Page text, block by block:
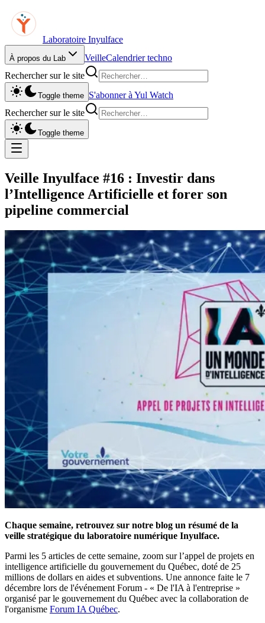
Laboratoire Inyulface
À propos du Lab VeilleCalendrier techno
Rechercher sur le site
Toggle theme S'abonner à Yul Watch
Rechercher sur le site
Toggle theme
Veille Inyulface #16 : Investir dans
l’Intelligence Artificielle et forer son
pipeline commercial
Chaque semaine, retrouvez sur notre blog un résumé de la
veille stratégique du laboratoire numérique Inyulface.
Parmi les 5 articles de cette semaine, zoom sur l’appel de projets en
intelligence artificielle du gouvernement du Québec, doté de 25
millions de dollars en aides et subventions. Une annonce faite le 7
décembre lors de l'événement Forum - « De l'IA à l'entreprise »
organisé par le gouvernement du Québec avec la collaboration de
l'organisme Forum IA Québec.